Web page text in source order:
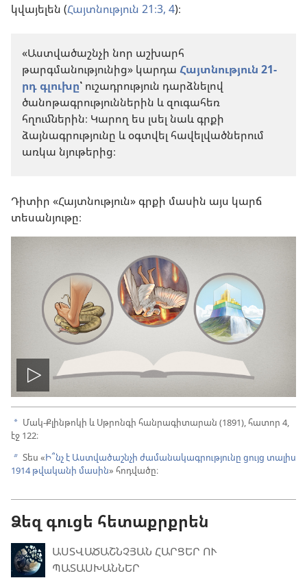
կվայելեն (Հայտնություն 21։3, 4)։
«Աստվածաշնչի նոր աշխարհ
թարգմանությունից» կարդա Հայտնություն 21-
րդ գլուխը՝ ուշադրություն դարձնելով
ծանոթագրություններին և զուգահեռ
հղումներին։ Կարող ես լսել նաև գրքի
ձայնագրությունը և օգտվել հավելվածներում
առկա նյութերից։
Դիտիր «Հայտնություն» գրքի մասին այս կարճ
տեսանյութը։
Սկսել
տեսանյութը
a Մակ-Քլինթոկի և Սթրոնգի հանրագիտարան (1891), հատոր 4,
էջ 122։
b Տես «Ի՞նչ է Աստվածաշնչի ժամանակագրությունը ցույց տալիս
1914 թվականի մասին» հոդվածը։
Ձեզ գուցե հետաքրքրեն
ԱՍՏՎԱԾԱՇՆՉՅԱՆ ՀԱՐՑԵՐ ՈՒ
ՊԱՏԱՍԽԱՆՆԵՐ